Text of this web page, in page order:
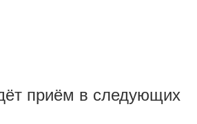
приём в следующих